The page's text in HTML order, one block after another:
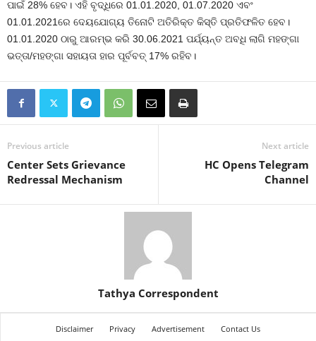
ପାଇଁ 28% ହେବ। ଏହି ବୃଦ୍ଧିରେ 01.01.2020, 01.07.2020 ଏବଂ
01.01.2021ରେ ଦେୟଯୋଗ୍ୟ ତିନୋଟି ଅତିରିକ୍ତ କିସ୍ତି ପ୍ରତିଫଳିତ ହେବ।
01.01.2020 ଠାରୁ ଆରମ୍ଭ କରି 30.06.2021 ପର୍ଯ୍ୟନ୍ତ ଅବଧି ଲାଗି ମହଙ୍ଗା
ଭତ୍ତା/ମହଙ୍ଗା ସହାୟତା ହାର ପୂର୍ବବତ୍ 17% ରହିବ।
Previous article
Center Sets Grievance
Redressal Mechanism
Next article
HC Opens Telegram
Channel
Tathya Correspondent
Disclaimer Privacy Advertisement Contact Us